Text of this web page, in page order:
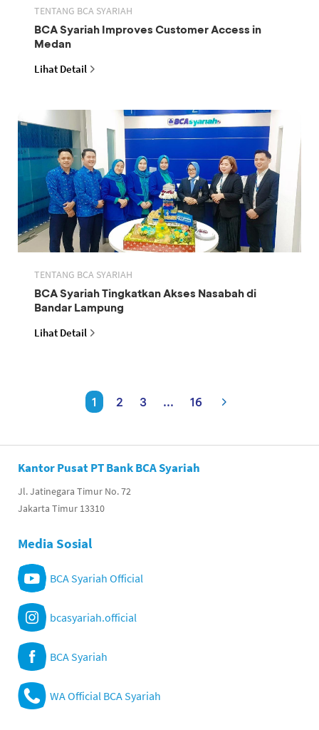
TENTANG BCA SYARIAH
BCA Syariah Improves Customer Access in
Medan
Lihat Detail
TENTANG BCA SYARIAH
BCA Syariah Tingkatkan Akses Nasabah di
Bandar Lampung
Lihat Detail
1 2 3 ... 16
Kantor Pusat PT Bank BCA Syariah
Jl. Jatinegara Timur No. 72
Jakarta Timur 13310
Media Sosial
BCA Syariah Official
bcasyariah.official
BCA Syariah
WA Official BCA Syariah